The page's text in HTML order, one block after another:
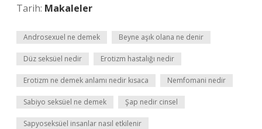
Tarih: Makaleler
Androsexuel ne demek Beyne aşık olana ne denir
Düz seksüel nedir Erotizm hastalığı nedir
Erotizm ne demek anlamı nedir kısaca Nemfomani nedir
Sabiyo seksüel ne demek Şap nedir cinsel
Sapyoseksüel insanlar nasıl etkilenir